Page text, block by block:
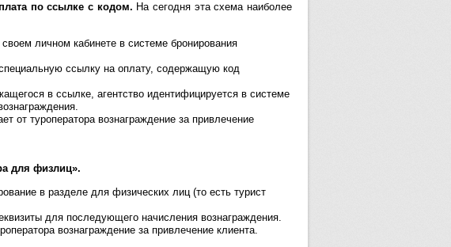
по ссылке с кодом. На сегодня эта схема наиболее
личном кабинете в системе бронирования
ссылку на оплату, содержащую код
в ссылке, агентство идентифицируется в системе
от туроператора вознаграждение за привлечение
для физлиц».
в разделе для физических лиц (то есть турист
для последующего начисления вознаграждения.
вознаграждение за привлечение клиента.